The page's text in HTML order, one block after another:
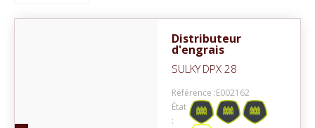
Distributeur
d'engrais
SULKY DPX 28
Référence :E002162
État
: